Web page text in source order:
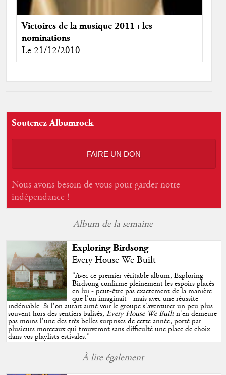
Victoires de la musique 2011 : les
nominations
Le 21/12/2010
Soutenez Albumrock
FAIRE UN DON
Nous avons besoin de vous pour garder notre
indépendance !
Album de la semaine
Exploring Birdsong
Every House We Built
"Avec ce premier véritable album, Exploring
Birdsong confirme pleinement les espoirs placés
en lui - peut-être pas exactement de la manière
que l'on imaginait - mais avec une réussite
indéniable. Si l'on aurait aimé voir le groupe s'aventurer un peu plus
souvent hors des sentiers balisés,Every House We Builtn'en demeure
pas moins l'une des très belles surprises de cette année, porté par
plusieurs morceaux qui trouveront sans difficulté une place de choix
dans vos playlists estivales."
À lire également